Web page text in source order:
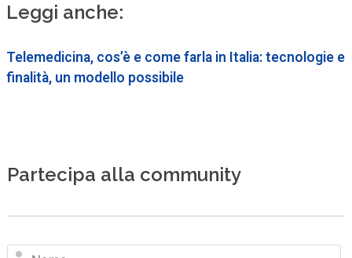
Leggi anche:
Telemedicina, cos’è e come farla in Italia: tecnologie e
finalità, un modello possibile
Partecipa alla community